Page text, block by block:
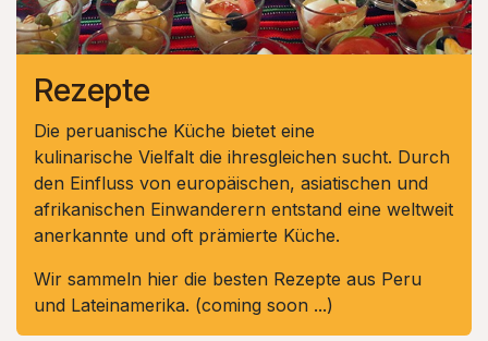
Rezepte
Die peruanische Küche bietet eine
kulinarische Vielfalt die ihresgleichen sucht. Durch
den Einfluss von europäischen, asiatischen und
afrikanischen Einwanderern entstand eine weltweit
anerkannte und oft prämierte Küche.
Wir sammeln hier die besten Rezepte aus Peru
und Lateinamerika. (coming soon ...)